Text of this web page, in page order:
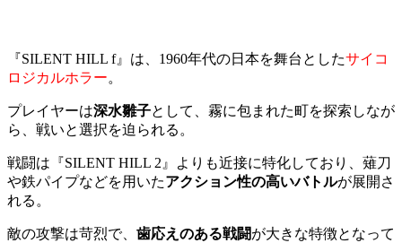
『SILENT HILL f』は、1960年代の日本を舞台としたサイコ
ロジカルホラー。
プレイヤーは深水雛子として、霧に包まれた町を探索しなが
ら、戦いと選択を迫られる。
戦闘は『SILENT HILL 2』よりも近接に特化しており、薙刀
や鉄パイプなどを用いたアクション性の高いバトルが展開さ
れる。
敵の攻撃は苛烈で、 歯応えのある戦闘が大きな特徴となって